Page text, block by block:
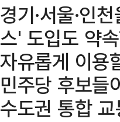
경기·서울·인
스' 도입도 약
자유롭게 이용
민주당 후보들
수도권 통합